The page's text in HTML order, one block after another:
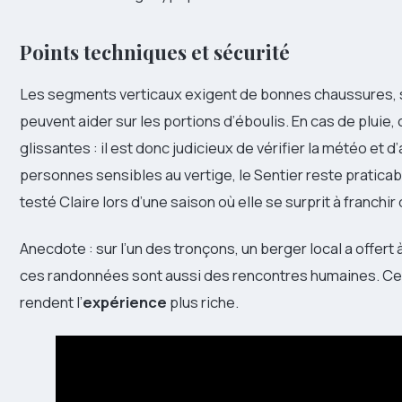
Points techniques et sécurité
Les segments verticaux exigent de bonnes
peuvent aider sur les portions d’éboulis. En cas de
glissantes : il est donc judicieux de vérifier la météo et
personnes sensibles au vertige, le Sentier reste
testé Claire lors d’une saison où elle se surprit à
Anecdote : sur l’un des tronçons, un berger local a
ces randonnées sont aussi des rencontres humaines.
rendent l’expérience plus riche.